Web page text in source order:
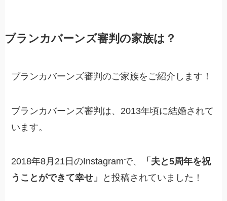
ブランカバーンズ審判の家族は？
ブランカバーンズ審判のご家族をご紹介します！
ブランカバーンズ審判は、2013年頃に結婚されて
います。
2018年8月21日のInstagramで、
「夫と5周年を祝
うことができて幸せ」
と投稿されていました！